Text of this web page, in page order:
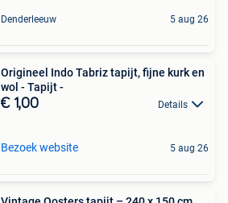
Denderleeuw 5 aug 26
Origineel Indo Tabriz tapijt, fijne kurk en
wol - Tapijt -
€ 1,00 Details
Bezoek website 5 aug 26